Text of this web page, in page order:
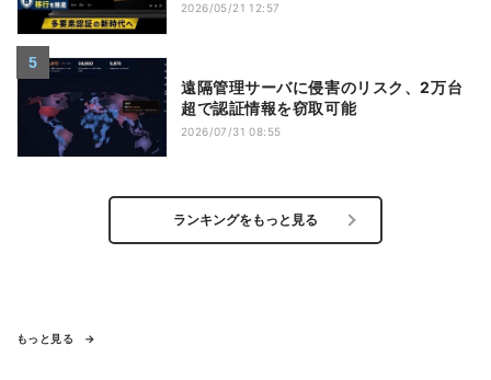
2026/05/21 12:57
遠隔管理サーバに侵害のリスク、2万台
超で認証情報を窃取可能
2026/07/31 08:55
ランキングをもっと見る
もっと見る